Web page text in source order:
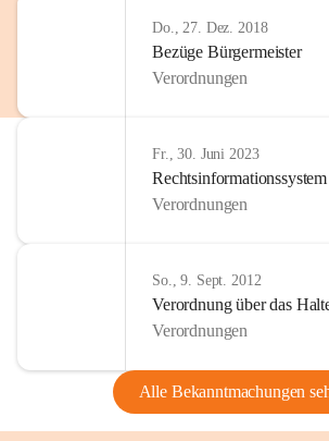
Do., 27. Dez. 2018
Bezüge Bürgermeister
Verordnungen
Fr., 30. Juni 2023
Verordnungen
So., 9. Sept. 2012
Verordnung über das
Verordnungen
Alle Bekanntmachungen